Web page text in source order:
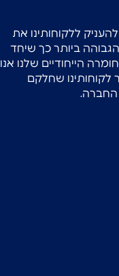
ללקוחותינו את
ביותר כך שיחד
הייחודיים שלנו אנו
לקוחותינו שחלקם
החברה.